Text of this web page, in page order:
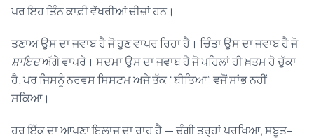
ਪਰ ਇਹ ਤਿੰਨ ਕਾਫ਼ੀ ਵੱਖਰੀਆਂ ਚੀਜ਼ਾਂ ਹਨ।
ਤਣਾਅ ਉਸ ਦਾ ਜਵਾਬ ਹੈ ਜੋ ਹੁਣ ਵਾਪਰ ਰਿਹਾ ਹੈ। ਚਿੰਤਾ ਉਸ ਦਾ ਜਵਾਬ ਹੈ ਜੋ
ਸ਼ਾਇਦਅੱਗੇ ਵਾਪਰੇ। ਸਦਮਾ ਉਸ ਦਾ ਜਵਾਬ ਹੈ ਜੋ ਪਹਿਲਾਂ ਹੀ ਖ਼ਤਮ ਹੋ ਚੁੱਕਾ
ਹੈ, ਪਰ ਜਿਸਨੂੰ ਨਰਵਸ ਸਿਸਟਮ ਅਜੇ ਤੱਕ “ਬੀਤਿਆ” ਵਜੋਂ ਸਾਂਭ ਨਹੀਂ
ਸਕਿਆ।
ਹਰ ਇੱਕ ਦਾ ਆਪਣਾ ਇਲਾਜ ਦਾ ਰਾਹ ਹੈ — ਚੰਗੀ ਤਰ੍ਹਾਂ ਪਰਖਿਆ, ਸਬੂਤ-